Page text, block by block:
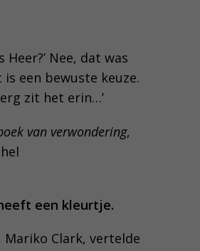
Nee, dat was
een bewuste keuze.
zit het erin…’
van verwondering,
een kleurtje.
Mariko Clark, vertelde